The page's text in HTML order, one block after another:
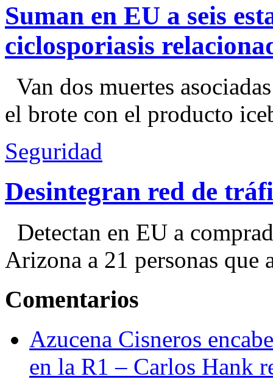
Suman en EU a seis
ciclosporiasis
Van dos muertes
el brote con el producto
Seguridad
Desintegran red de
Detectan en EU a
Arizona a 21 personas que
Comentarios
Azucena Cisneros
en la R1 – Carlos Hank